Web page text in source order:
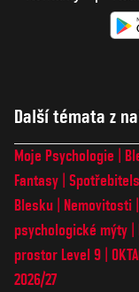
Další témata z
Moje Psychologie
Fantasy
Blesku
Nemovitosti
psychologické mýty
prostor Level 9
2026/27